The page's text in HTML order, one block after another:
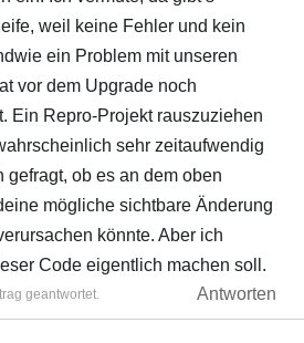
weil keine Fehler und kein
ein Problem mit unseren
vor dem Upgrade noch
Ein Repro-Projekt rauszuziehen
sehr zeitaufwendig
ob es an dem oben
mögliche sichtbare Änderung
könnte. Aber ich
Code eigentlich machen soll.
Antworten
geantwortet.